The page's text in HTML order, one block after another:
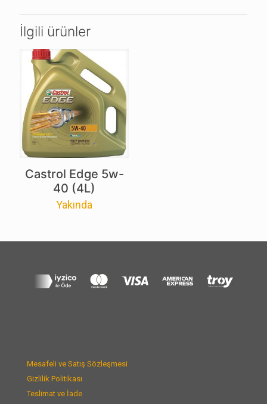
İlgili ürünler
Castrol Edge 5w-
40 (4L)
Yakında
Mesafeli ve Satış Sözleşmesi
Gizlilik Politikası
Teslimat ve İade